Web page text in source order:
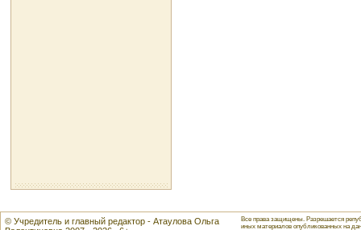
© Учредитель и главный редактор - Атаулова Ольга
Все права защищены. Разрешается
иных материалов опубликованных на